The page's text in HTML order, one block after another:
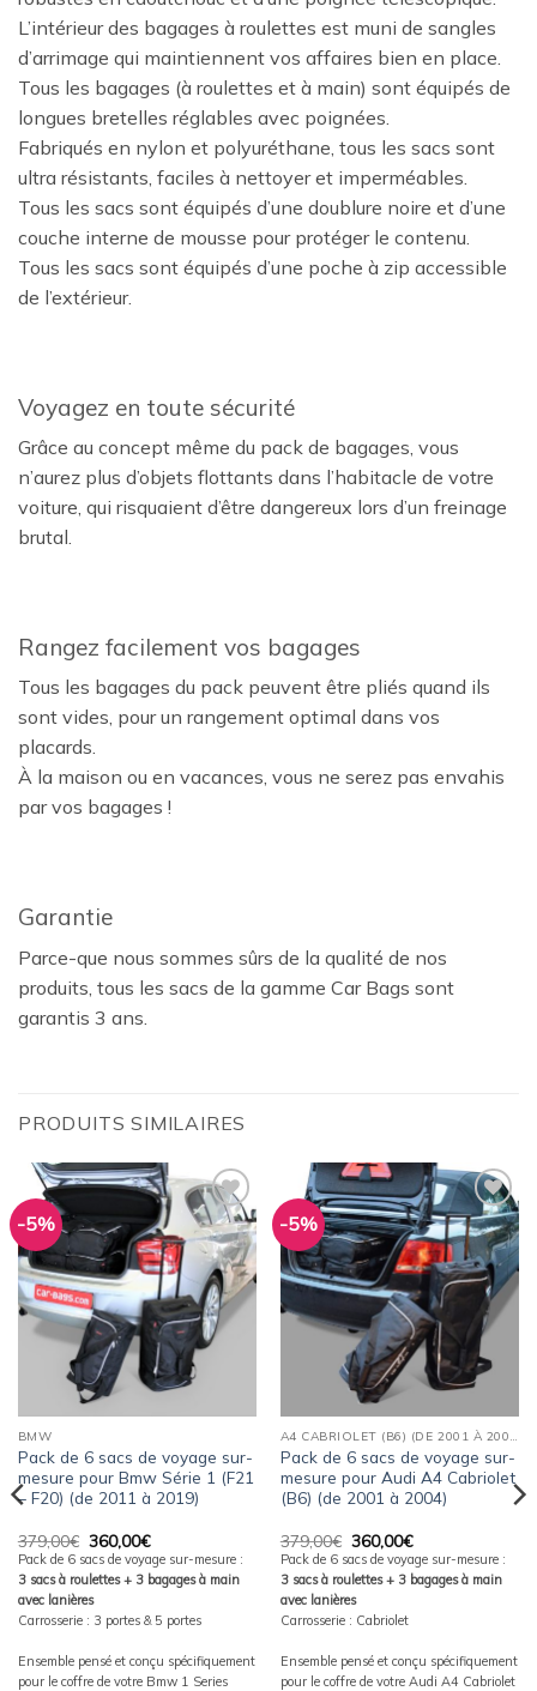
L’intérieur des bagages à roulettes est muni de sangles
d’arrimage qui maintiennent vos affaires bien en place.
Tous les bagages (à roulettes et à main) sont équipés de
longues bretelles réglables avec poignées.
Fabriqués en nylon et polyuréthane, tous les sacs sont
ultra résistants, faciles à nettoyer et imperméables.
Tous les sacs sont équipés d’une doublure noire et d’une
couche interne de mousse pour protéger le contenu.
Tous les sacs sont équipés d’une poche à zip accessible
de l’extérieur.
Voyagez en toute sécurité
Grâce au concept même du pack de bagages, vous
n’aurez plus d’objets flottants dans l’habitacle de votre
voiture, qui risquaient d’être dangereux lors d’un freinage
brutal.
Rangez facilement vos bagages
Tous les bagages du pack peuvent être pliés quand ils
sont vides, pour un rangement optimal dans vos
placards.
À la maison ou en vacances, vous ne serez pas envahis
par vos bagages !
Garantie
Parce-que nous sommes sûrs de la qualité de nos
produits, tous les sacs de la gamme Car Bags sont
garantis 3 ans.
PRODUITS SIMILAIRES
-5%
Ajouter
à la
wishlist
BMW
Pack de 6 sacs de voyage sur-
mesure pour Bmw Série 1 (F21
– F20) (de 2011 à 2019)
379,00€ Le
prix
initial
était :
379,00€.
360,00€Le
prix
actuel
est :
Pack de 6 sacs de voyage sur-mesure :
3 sacs à roulettes + 3 bagages à main
avec lanières
Carrosserie : 3 portes & 5 portes
Ensemble pensé et conçu spécifiquement
pour le coffre de votre Bmw 1 Series
-5%
Ajouter
à la
wishlist
A4 CABRIOLET (B6) (DE 2001 À 2004)
Pack de 6 sacs de voyage sur-
mesure pour Audi A4 Cabriolet
(B6) (de 2001 à 2004)
379,00€ Le
prix
initial
était :
379,00€.
360,00€Le
prix
actuel
est :
Pack de 6 sacs de voyage sur-mesure :
3 sacs à roulettes + 3 bagages à main
avec lanières
Carrosserie : Cabriolet
Ensemble pensé et conçu spécifiquement
pour le coffre de votre Audi A4 Cabriolet